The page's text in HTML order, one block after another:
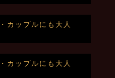
カップルにも大人
カップルにも大人